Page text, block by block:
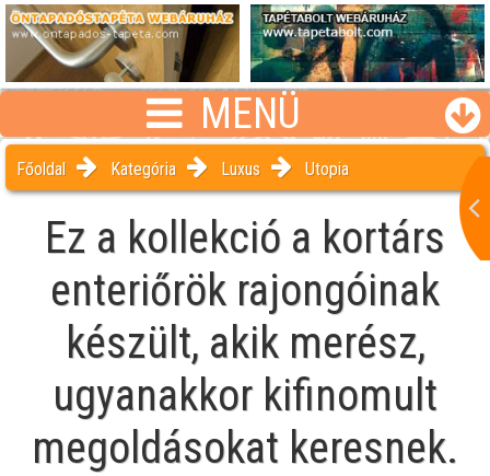
MENÜ
Főoldal Kategória Luxus Utopia
Ez a kollekció a kortárs
enteriőrök rajongóinak
készült, akik merész,
ugyanakkor kifinomult
megoldásokat keresnek.